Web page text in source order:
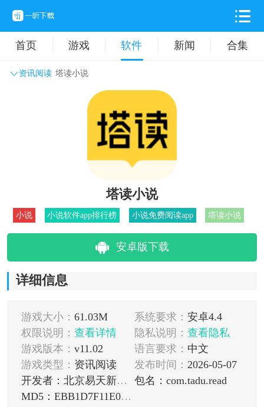
首页 游戏 软件 新闻 合集
资讯阅读 塔读小说
主题壁纸 旅游出行
拍摄美化 时尚购物
塔读小说
小说 小说软件app排行榜 小说免费阅读app 塔读小说
安卓版下载
详细信息
游戏大小： 61.03M 系统要求： 安卓4.4
权限说明： 查看详情 隐私说明： 查看隐私
游戏版本： v11.02 语言要求： 中文
游戏类型： 资讯阅读 发布时间： 2026-05-07
开发者：北京易天新动网络科技有限公司
包名：com.tadu.read
MD5：EBB1D7F11E0352A8B1B695FF541E7CD7